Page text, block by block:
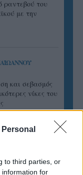
to third parties, or
information for
ραντεβού του
με την
και σεβασμός
νίκες του